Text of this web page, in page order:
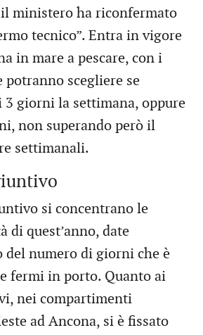
ministero ha riconfermato
tecnico”. Entra in vigore
in mare a pescare, con i
potranno scegliere se
3 giorni la settimana, oppure
non superando però il
settimanali.
si concentrano le
di quest’anno, date
numero di giorni che è
fermi in porto. Quanto ai
nei compartimenti
ad Ancona, si è fissato